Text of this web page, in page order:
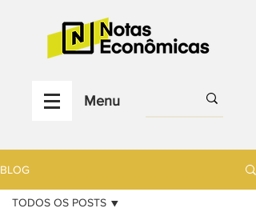
Menu
BLOG
TODOS OS POSTS